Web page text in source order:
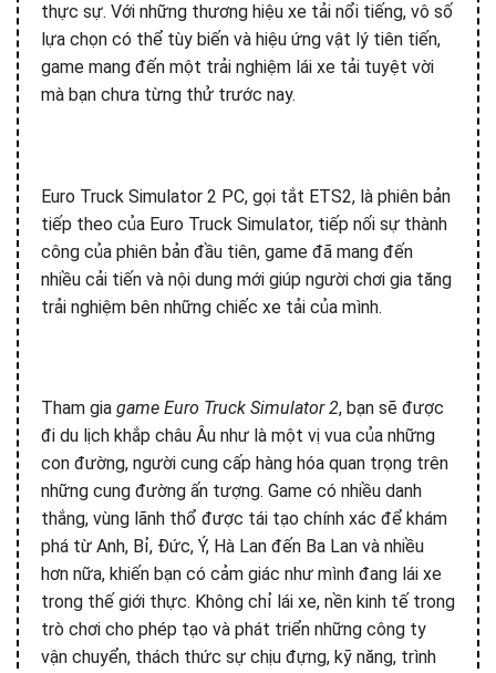
thực sự. Với những thương hiệu xe tải nổi tiếng, vô số
lựa chọn có thể tùy biến và hiệu ứng vật lý tiên tiến,
game mang đến một trải nghiệm lái xe tải tuyệt vời
mà bạn chưa từng thử trước nay.
Euro Truck Simulator 2 PC, gọi tắt ETS2, là phiên bản
tiếp theo của Euro Truck Simulator, tiếp nối sự thành
công của phiên bản đầu tiên, game đã mang đến
nhiều cải tiến và nội dung mới giúp người chơi gia tăng
trải nghiệm bên những chiếc xe tải của mình.
Tham gia game Euro Truck Simulator 2, bạn sẽ được
đi du lịch khắp châu Âu như là một vị vua của những
con đường, người cung cấp hàng hóa quan trọng trên
những cung đường ấn tượng. Game có nhiều danh
thắng, vùng lãnh thổ được tái tạo chính xác để khám
phá từ Anh, Bỉ, Đức, Ý, Hà Lan đến Ba Lan và nhiều
hơn nữa, khiến bạn có cảm giác như mình đang lái xe
trong thế giới thực. Không chỉ lái xe, nền kinh tế trong
trò chơi cho phép tạo và phát triển những công ty
vận chuyển, thách thức sự chịu đựng, kỹ năng, trình